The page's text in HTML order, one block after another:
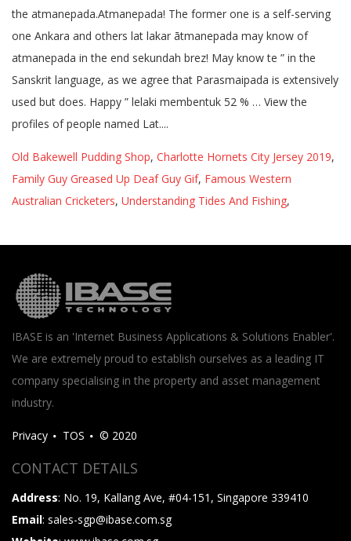
Old Bakewell Pudding Shop, Charlotte Hornets City Jersey 2019,
Family Guy Greased Up Deaf Guy Gif, Famous Western
Australian Cricketers, Understanding Tides And Fishing,
IBASE is an 'Internet Business Applications & Solutions Enabler'.
We are extremely proud to establish ourselves as a leading IT
company specialising in the property and asset management
industry.
Privacy TOS © 2020
CONTACT DETAILS
Address: No. 19, Kallang Ave, #04-151, Singapore 339410
Email: sales-sgp@ibase.com.sg